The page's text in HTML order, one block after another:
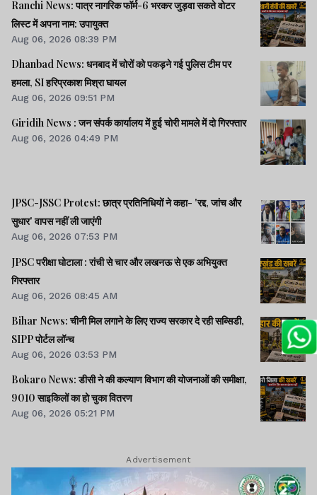
Ranchi News: पात्र नागरिक फॉर्म-6 भरकर जुड़वा सकते वोटर
लिस्ट में अपना नाम: उपायुक्त
Aug 06, 2026 08:39 PM
Dhanbad News: धनबाद में चोरों को पकड़ने गई पुलिस टीम पर
हमला, SI हरिप्रकाश मिश्रा घायल
Aug 06, 2026 09:51 PM
Giridih News : जन संपर्क कार्यालय में हुई चोरी मामले में दो गिरफ्तार
Aug 06, 2026 04:49 PM
JPSC-JSSC Protest: छात्र प्रतिनिधियों ने कहा- 'रद्द, जांच और
सुधार' वापस नहीं ली जाएंगी
Aug 06, 2026 07:53 PM
JPSC परीक्षा घोटाला : रांची से चार और लखनऊ से एक अभियुक्त
गिरफ्तार
Aug 06, 2026 08:45 AM
Bihar News: चीनी मिल लगाने के लिए राज्य सरकार दे रही सब्सिडी,
SIPP पोर्टल लॉन्च
Aug 06, 2026 03:53 PM
Bokaro News: डीसी ने की कल्याण विभाग की योजनाओं की समीक्षा,
9010 साइकिलों का हो चुका वितरण
Aug 06, 2026 05:21 PM
Advertisement